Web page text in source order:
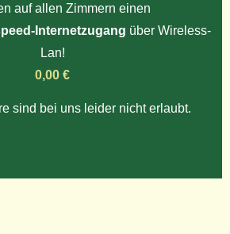
auf allen Zimmern einen
Internetzugang über Wireless-
Lan!
0,00 €
sind bei uns leider nicht erlaubt.